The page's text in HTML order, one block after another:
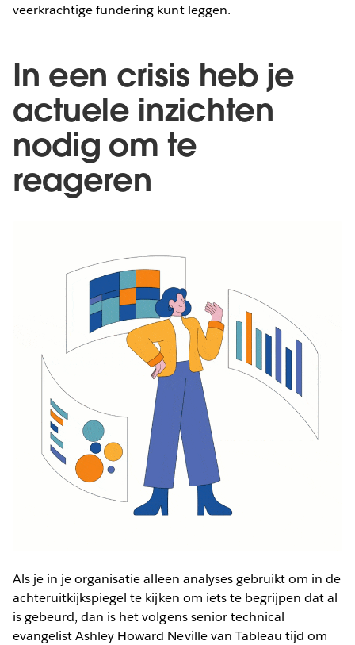
veerkrachtige fundering kunt leggen.
In een crisis heb je
actuele inzichten
nodig om te
reageren
Als je in je organisatie alleen analyses gebruikt om in de
achteruitkijkspiegel te kijken om iets te begrijpen dat al
is gebeurd, dan is het volgens senior technical
evangelist Ashley Howard Neville van Tableau tijd om